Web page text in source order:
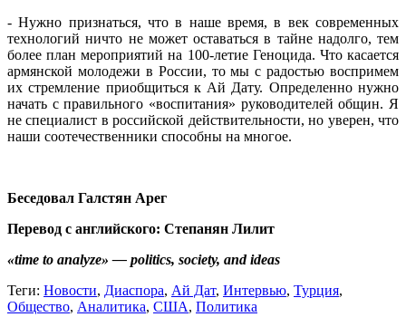
- Нужно признаться, что в наше время, в век современных
технологий ничто не может оставаться в тайне надолго, тем
более план мероприятий на 100-летие Геноцида. Что касается
армянской молодежи в России, то мы с радостью воспримем
их стремление приобщиться к Ай Дату. Определенно нужно
начать с правильного «воспитания» руководителей общин. Я
не специалист в российской действительности, но уверен, что
наши соотечественники способны на многое.
Беседовал Галстян Арег
Перевод с английского: Степанян Лилит
«time to analyze» — politics, society, and ideas
Теги: Новости, Диаспора, Ай Дат, Интервью, Турция,
Общество, Аналитика, США, Политика